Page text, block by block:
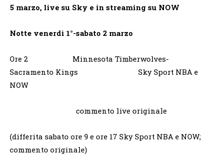
5 marzo, live su Sky e in streaming su NOW
Notte venerdì 1°-sabato 2 marzo
Ore 2 Minnesota Timberwolves-
Sacramento Kings Sky Sport NBA e
NOW
commento live originale
(differita sabato ore 9 e ore 17 Sky Sport NBA e NOW;
commento originale)